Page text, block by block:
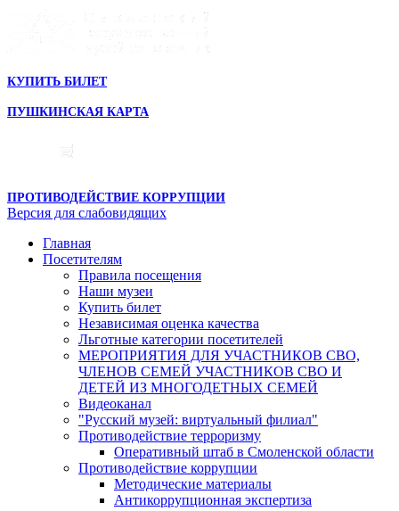
КУПИТЬ БИЛЕТ
ПУШКИНСКАЯ КАРТА
ПРОТИВОДЕЙСТВИЕ КОРРУПЦИИ
Версия для слабовидящих
Главная
Посетителям
Правила посещения
Наши музеи
Купить билет
Независимая оценка качества
Льготные категории посетителей
МЕРОПРИЯТИЯ ДЛЯ УЧАСТНИКОВ СВО,
ЧЛЕНОВ СЕМЕЙ УЧАСТНИКОВ СВО И
ДЕТЕЙ ИЗ МНОГОДЕТНЫХ СЕМЕЙ
Видеоканал
"Русский музей: виртуальный филиал"
Противодействие терроризму
Оперативный штаб в Смоленской области
Противодействие коррупции
Методические материалы
Антикоррупционная экспертиза